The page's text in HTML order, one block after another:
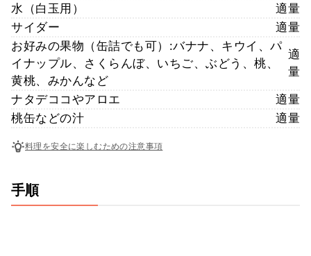
水（白玉用）
適量
サイダー
適量
お好みの果物（缶詰でも可）:バナナ、キウイ、パ
イナップル、さくらんぼ、いちご、ぶどう、桃、
黄桃、みかんなど
適
量
ナタデココやアロエ
適量
桃缶などの汁
適量
料理を安全に楽しむための注意事項
手順